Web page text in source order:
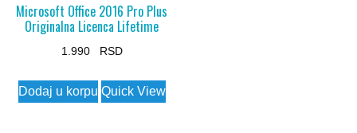
Microsoft Office 2016 Pro Plus
Originalna Licenca Lifetime
1.990
Dodaj u korpu Quick View